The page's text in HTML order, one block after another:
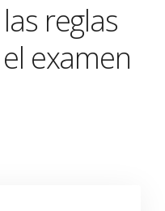
reglas
examen